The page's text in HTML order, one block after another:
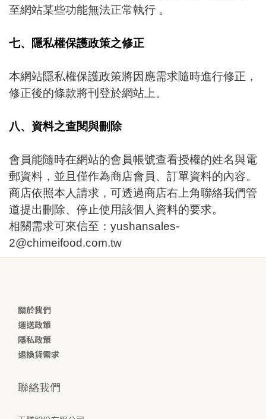
至網站某些功能無法正常執行 。
七、隱私權保護政策之修正
本網站隱私權保護政策將因應需求隨時進行修正，
修正後的條款將刊登於網站上。
八、資料之查閱與刪除
會員能隨時在網站的會員帳號查看授權的姓名與電
郵資料，並且僅作為商店會員、訂單資料的內容。
商店依照本人請求，可透過商店右上角聯絡我們管
道提出刪除、停止使用該個人資料的要求。
相關需求可來信至： yushansales-
2@chimeifood.com.tw
關於我們
運送政策
隱私政策
退換貨需求
聯絡我們